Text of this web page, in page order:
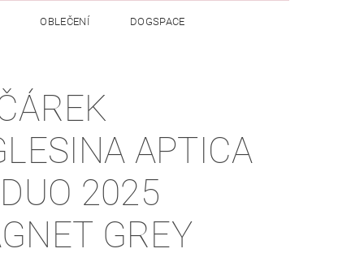
OBLEČENÍ DOGSPACE
Z BÉBÉ-JOU
NAPIŠTE NÁM
APTICA
2025
GREY